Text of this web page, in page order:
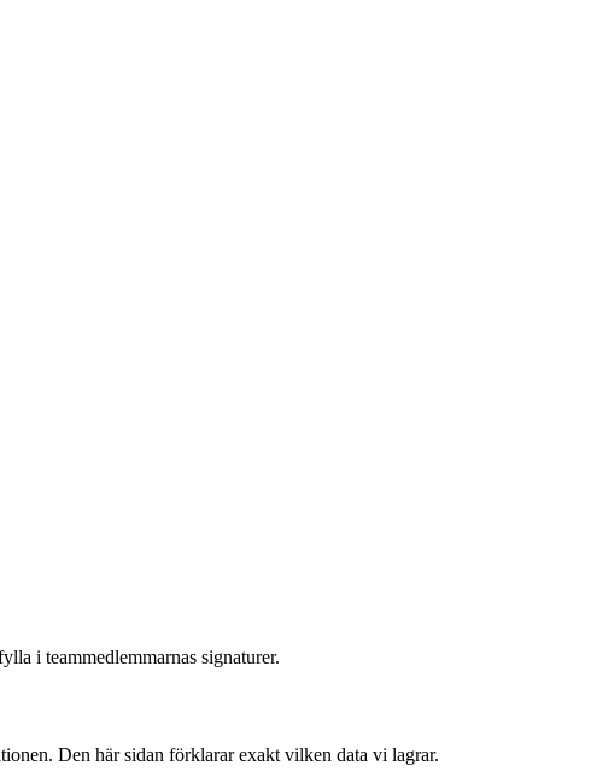
i teammedlemmarnas signaturer.
Den här sidan förklarar exakt vilken data vi lagrar.